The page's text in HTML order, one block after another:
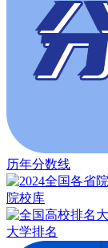
历年分数线
院校库
大学排名